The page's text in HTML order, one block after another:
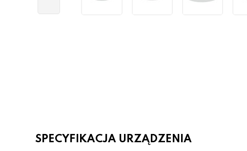
SPECYFIKACJA URZĄDZENIA